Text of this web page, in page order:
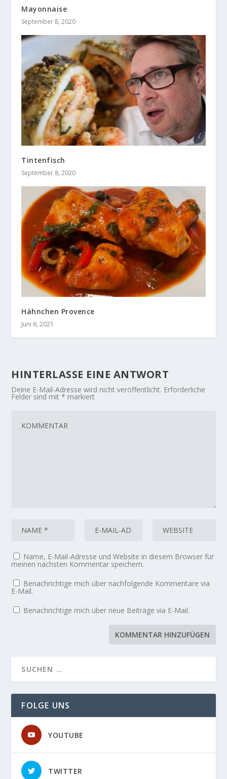
Mayonnaise
September 8, 2020
Tintenfisch
September 8, 2020
Hähnchen Provence
Juni 6, 2021
HINTERLASSE EINE ANTWORT
Deine E-Mail-Adresse wird nicht veröffentlicht. Erforderliche
Felder sind mit* markiert
Name, E-Mail-Adresse und Website in diesem Browser für
meinen nächsten Kommentar speichern.
Benachrichtige mich über nachfolgende Kommentare via
E-Mail.
Benachrichtige mich über neue Beiträge via E-Mail.
FOLGE UNS
YOUTUBE
TWITTER